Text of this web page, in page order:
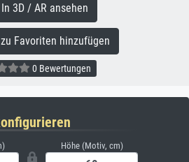
In 3D / AR ansehen
Favoriten hinzufügen
0 Bewertungen
Höhe (Motiv, cm)